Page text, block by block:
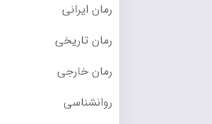
رمان ایرانی
رمان تاریخی
رمان خارجی
روانشناسی